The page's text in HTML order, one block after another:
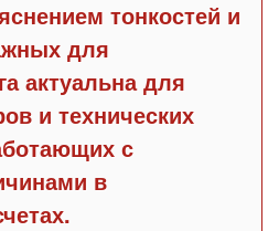
тонкостей и
для
актуальна для
и технических
с
в